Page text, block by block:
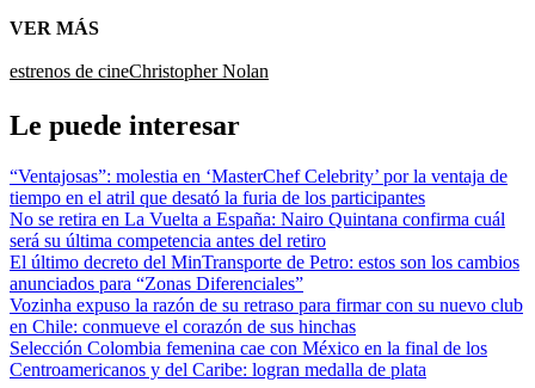
VER MÁS
estrenos de cineChristopher Nolan
Le puede interesar
“Ventajosas”: molestia en ‘MasterChef Celebrity’ por la ventaja de
tiempo en el atril que desató la furia de los participantes
No se retira en La Vuelta a España: Nairo Quintana confirma cuál
será su última competencia antes del retiro
El último decreto del MinTransporte de Petro: estos son los cambios
anunciados para “Zonas Diferenciales”
Vozinha expuso la razón de su retraso para firmar con su nuevo club
en Chile: conmueve el corazón de sus hinchas
Selección Colombia femenina cae con México en la final de los
Centroamericanos y del Caribe: logran medalla de plata